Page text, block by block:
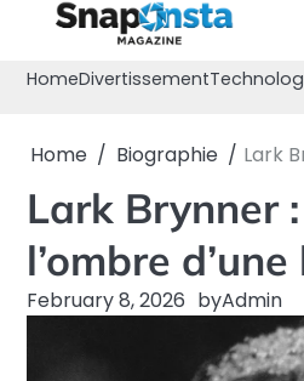
content
HomeDivertissement
Home Biographie Lark
Lark Brynner
l’ombre
February 8, 2026 byAdmin